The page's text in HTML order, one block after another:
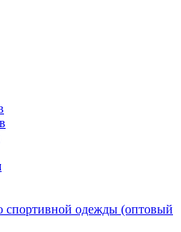
спортивной одежды (оптовый